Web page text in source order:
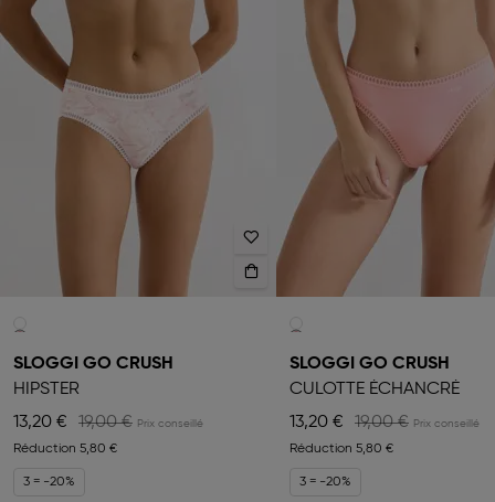
SLOGGI GO CRUSH
HIPSTER
13,20 €
19,00 €
Réduction 5,80 €
3 = -20%
SLOGGI GO CRUSH
CULOTTE ÉCHANCRÉ
13,20 €
19,00 €
Réduction 5,80 €
3 = -20%